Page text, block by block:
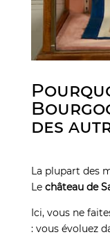
des
La plupart des
Le château de
Ici, vous ne
: vous évoluez